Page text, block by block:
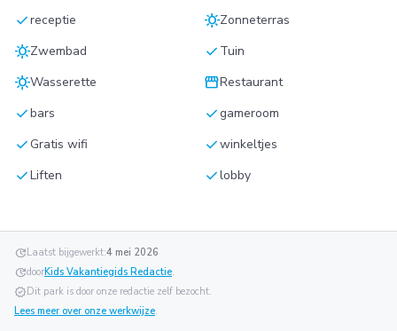
checkreceptie sunnyZonneterras
sunnyZwembad check Tuin
sunnyWasserette storefrontRestaurant
checkbars checkgameroom
check Gratis wifi checkwinkeltjes
checkLiften checklobby
updateLaatst bijgewerkt:4 mei 2026
updatedoorKids Vakantiegids Redactie.
verifiedDit park is door onze redactie zelf bezocht.
Lees meer over onze werkwijze.